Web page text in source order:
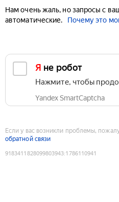
Нам очень жаль, но запросы с
автоматические.
Почему это
Я не робот
Нажмите, чтобы
Yandex SmartCaptcha
Если у вас возникли проблемы,
обратной связи
9183411828099803943:1786110941